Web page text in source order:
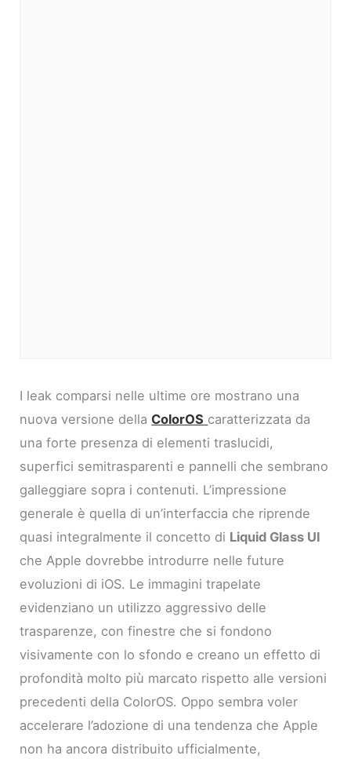
I leak comparsi nelle ultime ore mostrano una
nuova versione dellaColorOS caratterizzata da
una forte presenza di elementi traslucidi,
superfici semitrasparenti e pannelli che sembrano
galleggiare sopra i contenuti. L’impressione
generale è quella di un’interfaccia che riprende
quasi integralmente il concetto di Liquid Glass UI
che Apple dovrebbe introdurre nelle future
evoluzioni di iOS. Le immagini trapelate
evidenziano un utilizzo aggressivo delle
trasparenze, con finestre che si fondono
visivamente con lo sfondo e creano un effetto di
profondità molto più marcato rispetto alle versioni
precedenti della ColorOS. Oppo sembra voler
accelerare l’adozione di una tendenza che Apple
non ha ancora distribuito ufficialmente,